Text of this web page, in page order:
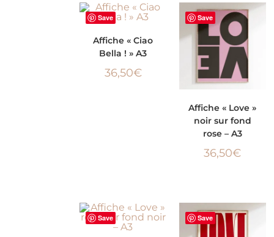
Save
PANIER
Affiche « Ciao
Bella ! » A3
36,50€
Save
PANIER
Affiche « Love »
noir sur fond
rose – A3
36,50€
Save Save